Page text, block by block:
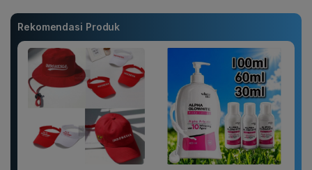
Rekomendasi Produk